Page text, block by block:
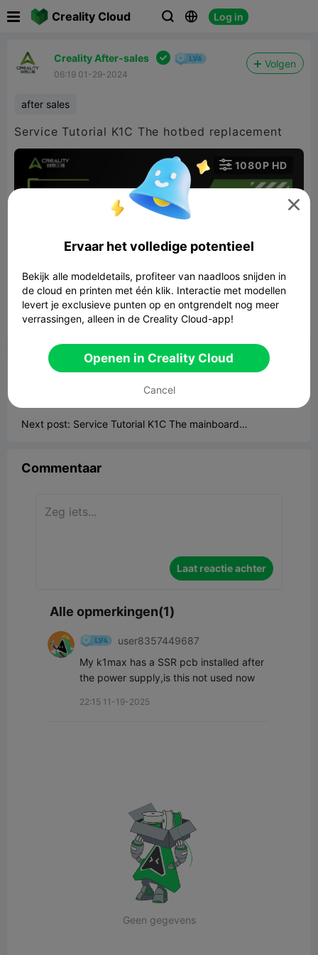
Creality Cloud   Log in
Creality After-sales 
06:19 01-29-2024
Volgen
after sales
Service Tutorial K1C The hotbed replacement
07:33
1080P HD
Rapporteren 1
《K1C 》Portfolios
Next post: Service Tutorial K1C The mainboard
Commentaar
Laat reactie achter
Alle opmerkingen(1)
user8357449687
My k1max has a SSR pcb installed after
the power supply,is this not used now
22:15 11-19-2025
Geen gegevens

Ervaar het volledige potentieel
Bekijk alle modeldetails, profiteer van naadloos snijden in
de cloud en printen met één klik. Interactie met modellen
levert je exclusieve punten op en ontgrendelt nog meer
verrassingen, alleen in de Creality Cloud-app!
Openen in Creality Cloud
Cancel